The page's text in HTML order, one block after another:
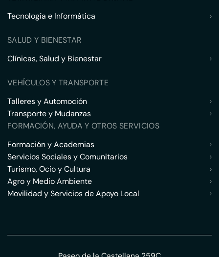
Tecnología e Informática
›
SALUD Y BIENESTAR
Clínicas, Salud y Bienestar
›
VEHÍCULOS Y TRANSPORTE
Talleres y Automoción
›
Transporte y Mudanzas
›
FORMACIÓN, AYUDA Y OTROS SERVICIOS
Formación y Academias
›
Servicios Sociales y Comunitarios
›
Turismo, Ocio y Cultura
›
Agro y Medio Ambiente
›
Movilidad y Servicios de Apoyo Local
›